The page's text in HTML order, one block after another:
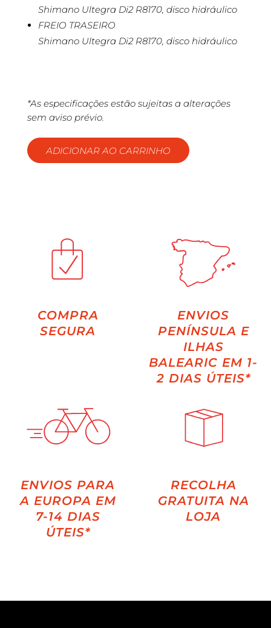
Shimano Ultegra Di2 R8170, disco hidráulico
FREIO TRASEIRO
Shimano Ultegra Di2 R8170, disco hidráulico
*As especificações estão sujeitas a alterações
sem aviso prévio.
ADICIONAR AO CARRINHO
COMPRA
SEGURA
ENVIOS
PENÍNSULA E
ILHAS
BALEARIC EM 1-
2 DIAS ÚTEIS*
ENVIOS PARA
A EUROPA EM
7-14 DIAS
ÚTEIS*
RECOLHA
GRATUITA NA
LOJA